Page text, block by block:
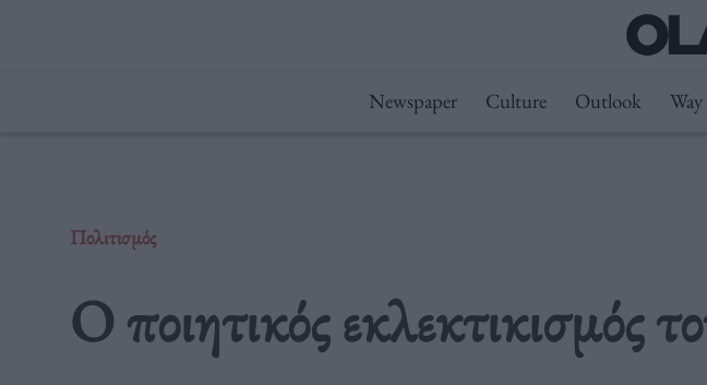
Newspaper Culture Outlook
Πολιτισμός
Ο ποιητικός εκλεκτικισμός